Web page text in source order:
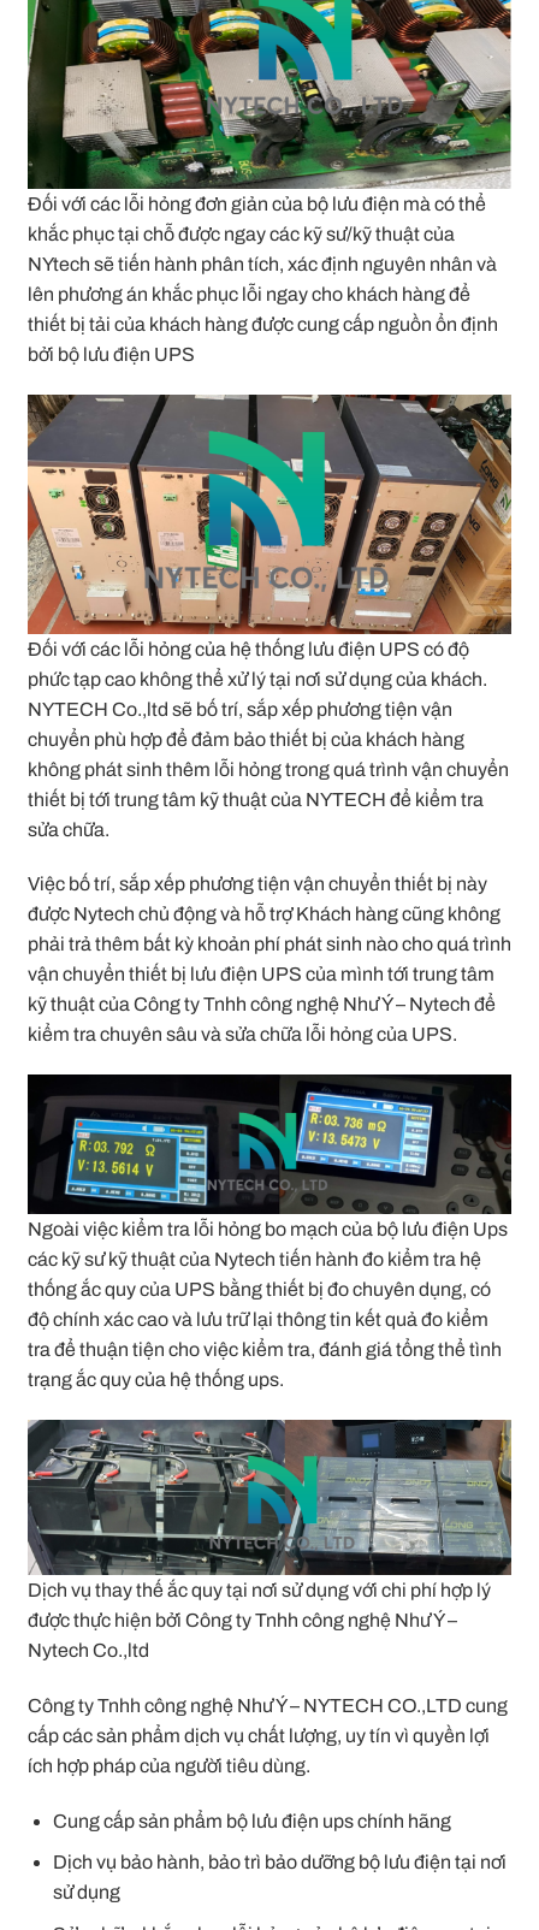
Đối với các lỗi hỏng đơn giản của bộ lưu điện mà có thể
khắc phục tại chỗ được ngay các kỹ sư/kỹ thuật của
NYtech sẽ tiến hành phân tích, xác định nguyên nhân và
lên phương án khắc phục lỗi ngay cho khách hàng để
thiết bị tải của khách hàng được cung cấp nguồn ổn định
bởi bộ lưu điện UPS
Đối với các lỗi hỏng của hệ thống lưu điện UPS có độ
phức tạp cao không thể xử lý tại nơi sử dụng của khách.
NYTECH Co.,ltd sẽ bố trí, sắp xếp phương tiện vận
chuyển phù hợp để đảm bảo thiết bị của khách hàng
không phát sinh thêm lỗi hỏng trong quá trình vận chuyển
thiết bị tới trung tâm kỹ thuật của NYTECH để kiểm tra
sửa chữa.
Việc bố trí, sắp xếp phương tiện vận chuyển thiết bị này
được Nytech chủ động và hỗ trợ Khách hàng cũng không
phải trả thêm bất kỳ khoản phí phát sinh nào cho quá trình
vận chuyển thiết bị lưu điện UPS của mình tới trung tâm
kỹ thuật của Công ty Tnhh công nghệ Như Ý – Nytech để
kiểm tra chuyên sâu và sửa chữa lỗi hỏng của UPS.
Ngoài việc kiểm tra lỗi hỏng bo mạch của bộ lưu điện Ups
các kỹ sư kỹ thuật của Nytech tiến hành đo kiểm tra hệ
thống ắc quy của UPS bằng thiết bị đo chuyên dụng, có
độ chính xác cao và lưu trữ lại thông tin kết quả đo kiểm
tra để thuận tiện cho việc kiểm tra, đánh giá tổng thể tình
trạng ắc quy của hệ thống ups.
Dịch vụ thay thế ắc quy tại nơi sử dụng với chi phí hợp lý
được thực hiện bởi Công ty Tnhh công nghệ Như Ý –
Nytech Co.,ltd
Công ty Tnhh công nghệ Như Ý – NYTECH CO.,LTD cung
cấp các sản phẩm dịch vụ chất lượng, uy tín vì quyền lợi
ích hợp pháp của người tiêu dùng.
Cung cấp sản phẩm bộ lưu điện ups chính hãng
Dịch vụ bảo hành, bảo trì bảo dưỡng bộ lưu điện tại nơi
sử dụng